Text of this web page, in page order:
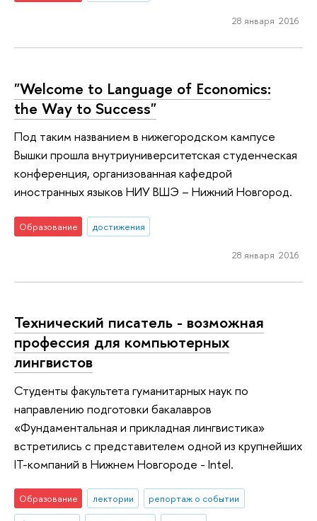
28 января 2016
"Welcome to Language of Economics:
the Way to Success"
Под таким названием в нижегородском кампусе
Вышки прошла внутриуниверситетская студенческая
конференция, организованная кафедрой
иностранных языков НИУ ВШЭ – Нижний Новгород.
Образование достижения
28 января 2016
Технический писатель - возможная
профессия для компьютерных
лингвистов
Студенты факультета гуманитарных наук по
направлению подготовки бакалавров
«Фундаментальная и прикладная лингвистика»
встретились с представителем одной из крупнейших
IT-компаний в Нижнем Новгороде - Intel.
Образование лектории
репортаж о событии